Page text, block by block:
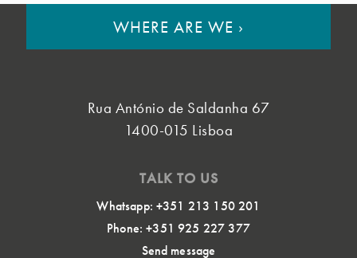
WHERE ARE WE ›
Rua António de Saldanha 67
1400-015 Lisboa
TALK TO US
Whatsapp: +351 213 150 201
Phone: +351 925 227 377
Send message